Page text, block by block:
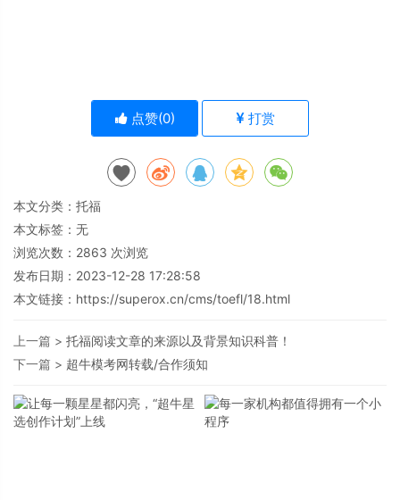
点赞(0) 打赏
本文分类： 托福
本文标签：无
浏览次数： 2863 次浏览
发布日期：2023-12-28 17:28:58
本文链接： https://superox.cn/cms/toefl/18.html
上一篇 > 托福阅读文章的来源以及背景知识科普！
下一篇 > 超牛模考网转载/合作须知